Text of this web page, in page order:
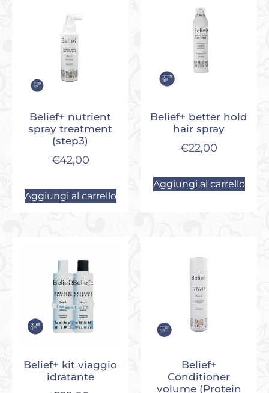
Belief+ nutrient
spray treatment
(step3)
€42,00
Aggiungi al carrello
Belief+ better hold
hair spray
€22,00
Aggiungi al carrello
Belief+ kit viaggio
idratante
Belief+
Conditioner
volume (Protein